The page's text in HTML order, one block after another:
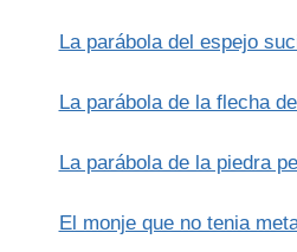
La parábola del espejo
La parábola de la flecha
La parábola de la piedra
El monje que no tenia